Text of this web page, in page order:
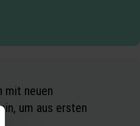
mit neuen
um aus ersten